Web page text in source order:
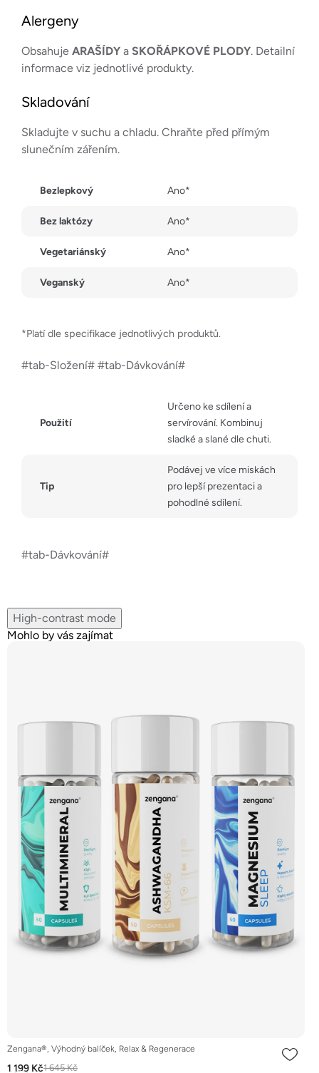
Alergeny
Obsahuje ARAŠÍDY a SKOŘÁPKOVÉ PLODY. Detailní
informace viz jednotlivé produkty.
Skladování
Skladujte v suchu a chladu. Chraňte před přímým
slunečním zářením.
Bezlepkový Ano*
Bez laktózy Ano*
Vegetariánský Ano*
Veganský Ano*
*Platí dle specifikace jednotlivých produktů.
#tab-Složení# #tab-Dávkování#
Použití
Určeno ke sdílení a
servírování. Kombinuj
sladké a slané dle chuti.
Tip
Podávej ve více miskách
pro lepší prezentaci a
pohodlné sdílení.
#tab-Dávkování#
High-contrast mode
Mohlo by vás zajímat
Zengana®, Výhodný balíček, Relax & Regenerace
1 199 Kč1 645 Kč